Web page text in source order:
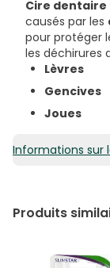
Cire dentaire
causés par les
pour protéger
les déchirures
Lèvres
Gencives
Joues
Informations sur
Produits